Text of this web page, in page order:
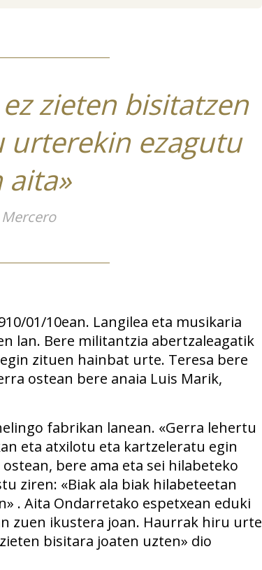
zieten bisitatzen
urterekin ezagutu
aita»
01/10ean. Langilea eta musikaria
lan. Bere militantzia abertzaleagatik
zituen hainbat urte. Teresa bere
ostean bere anaia Luis Marik,
fabrikan lanean. «Gerra lehertu
eta atxilotu eta kartzeleratu egin
bere ama eta sei hilabeteko
ziren: «Biak ala biak hilabeteetan
. Aita Ondarretako espetxean eduki
zuen ikustera joan. Haurrak hiru urte
bisitara joaten uzten» dio